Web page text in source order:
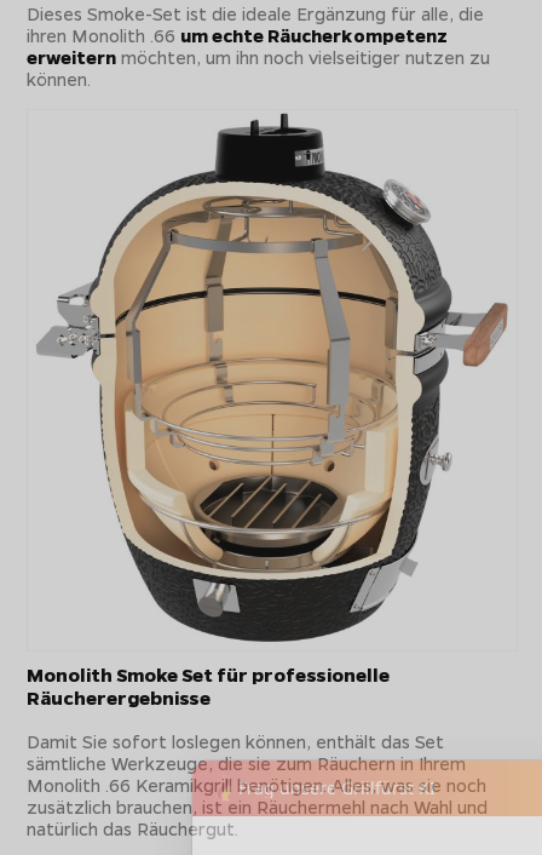
Dieses Smoke-Set ist die ideale Ergänzung für alle, die
ihren Monolith .66 um echte Räucherkompetenz
erweitern möchten, um ihn noch vielseitiger nutzen zu
können.
Monolith Smoke Set für professionelle
Räucherergebnisse
Damit Sie sofort loslegen können, enthält das Set
sämtliche Werkzeuge, die sie zum Räuchern in Ihrem
Monolith .66 Keramikgrill benötigen. Alles, was sie noch
zusätzlich brauchen, ist ein Räuchermehl nach Wahl und
natürlich das Räuchergut.